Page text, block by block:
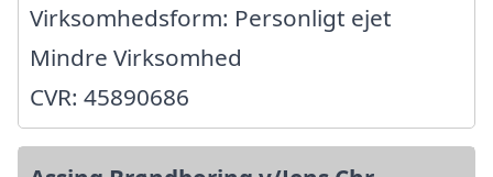
Virksomhedsform: Personligt ejet
Mindre Virksomhed
CVR: 45890686